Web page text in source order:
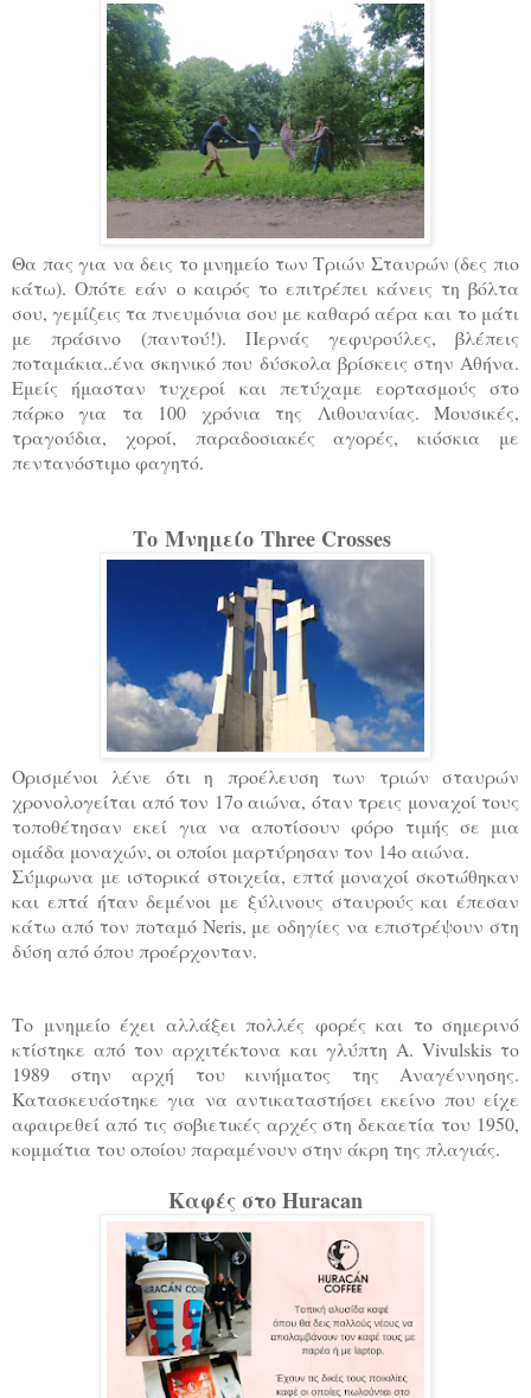
Θα πας για να δεις το μνημείο των Τριών Σταυρών (δες πιο
κάτω). Οπότε εάν ο καιρός το επιτρέπει κάνεις τη βόλτα
σου, γεμίζεις τα πνευμόνια σου με καθαρό αέρα και το μάτι
με πράσινο (παντού!). Περνάς γεφυρούλες, βλέπεις
ποταμάκια..ένα σκηνικό που δύσκολα βρίσκεις στην Αθήνα.
Εμείς ήμασταν τυχεροί και πετύχαμε εορτασμούς στο
πάρκο για τα 100 χρόνια της Λιθουανίας. Μουσικές,
τραγούδια, χοροί, παραδοσιακές αγορές, κιόσκια με
πεντανόστιμο φαγητό.
Το Μνημείο Three Crosses
Ορισμένοι λένε ότι η προέλευση των τριών σταυρών
χρονολογείται από τον 17ο αιώνα, όταν τρεις μοναχοί τους
τοποθέτησαν εκεί για να αποτίσουν φόρο τιμής σε μια
ομάδα μοναχών, οι οποίοι μαρτύρησαν τον 14ο αιώνα.
Σύμφωνα με ιστορικά στοιχεία, επτά μοναχοί σκοτώθηκαν
και επτά ήταν δεμένοι με ξύλινους σταυρούς και έπεσαν
κάτω από τον ποταμό Neris, με οδηγίες να επιστρέψουν στη
δύση από όπου προέρχονταν.
Το μνημείο έχει αλλάξει πολλές φορές και το σημερινό
κτίστηκε από τον αρχιτέκτονα και γλύπτη Α. Vivulskis το
1989 στην αρχή του κινήματος της Αναγέννησης.
Κατασκευάστηκε για να αντικαταστήσει εκείνο που είχε
αφαιρεθεί από τις σοβιετικές αρχές στη δεκαετία του 1950,
κομμάτια του οποίου παραμένουν στην άκρη της πλαγιάς.
Καφές στο Huracan